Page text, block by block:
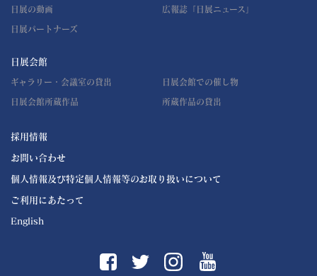
日展の動画 広報誌「日展ニュース」
日展パートナーズ
日展会館
ギャラリー・会議室の貸出 日展会館での催し物
日展会館所蔵作品 所蔵作品の貸出
採用情報
お問い合わせ
個人情報及び特定個人情報等のお取り扱いについて
ご利用にあたって
English
FacebookTwitter Instagram